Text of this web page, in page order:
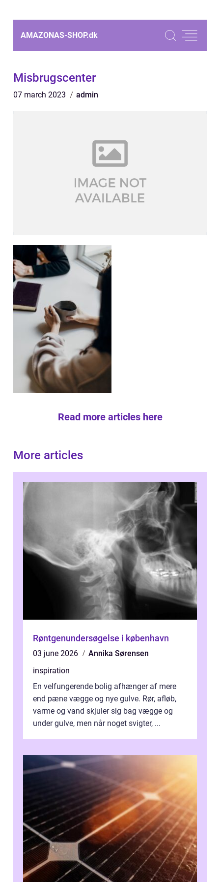
AMAZONAS-SHOP.dk
Misbrugscenter
07 march 2023 admin
Read more articles here
More articles
Røntgenundersøgelse i københavn
03 june 2026
Annika Sørensen
inspiration
En velfungerende bolig afhænger af mere
end pæne vægge og nye gulve. Rør, afløb,
varme og vand skjuler sig bag vægge og
under gulve, men når noget svigter, ...